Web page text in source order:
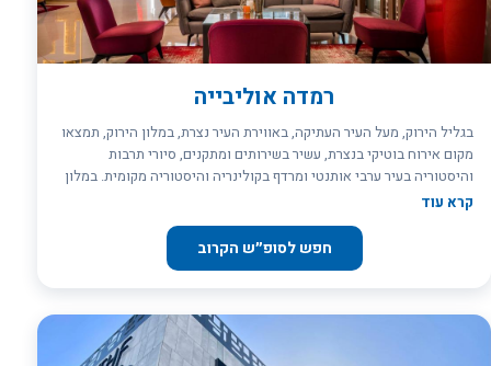
רמדה אוליבייה
בגליל הירוק, מעל העיר העתיקה, באווירת העיר נצרת, במלון הירוק, תמצאו
מקום אירוח בוטיקי בנצרת, עשיר בשירותים ומתקנים, סיורי תרבות
והיסטוריה בעיר ערבי אותנטי ומרדף בקולינריה והיסטוריה מקומית. במלון
בנצרת ניתן לחוות ולהתנסות בסדנאות בישול ואפייה, סדנאות שף
כושר מאובזר במיוחד. מלון אקלקטי המחבר עבר והווה, ומציע נוף גבעות
המורשת התרבותית העשירה של העיר. יש מקומות חניה בשפע, כולל
לרכבים חשמליים. הפליגו במסע קולינרי במסעדות מלון הבוטיק בנצרת,
קרא עוד
חפש לסופ״ש הקרוב